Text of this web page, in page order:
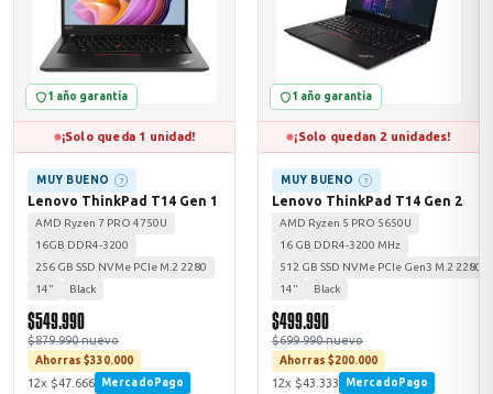
→
1 año garantía
¡Solo queda 1 unidad!
MUY BUENO ?
Lenovo ThinkPad T14 Gen 1
AMD Ryzen 7 PRO 4750U
16GB DDR4-3200
256 GB SSD NVMe PCIe M.2 2280
14"
Black
$549.990
$879.990 nuevo
Ahorras $330.000
12x $47.666 MercadoPago
1 año garantía
¡Solo quedan 2 unidades!
MUY BUENO ?
Lenovo ThinkPad T14 Gen 2
AMD Ryzen 5 PRO 5650U
16 GB DDR4-3200 MHz
512 GB SSD NVMe PCIe Gen3 M.2 2280
14"
Black
$499.990
$699.990 nuevo
Ahorras $200.000
12x $43.333 MercadoPago